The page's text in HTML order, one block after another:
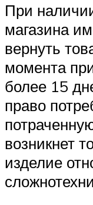
При
магазина
вернуть
момента
более 15
право
возникнет
изделие